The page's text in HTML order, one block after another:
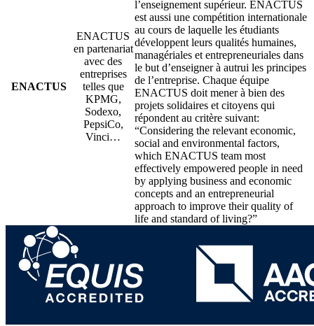
ENACTUS
ENACTUS
en partenariat
avec des
entreprises
telles que
KPMG,
Sodexo,
PepsiCo,
Vinci…
l’enseignement supérieur. ENACTUS
est aussi une compétition internationale
au cours de laquelle les étudiants
développent leurs qualités humaines,
managériales et entrepreneuriales dans
le but d’enseigner à autrui les principes
de l’entreprise. Chaque équipe
ENACTUS doit mener à bien des
projets solidaires et citoyens qui
répondent au critère suivant:
“Considering the relevant economic,
social and environmental factors,
which ENACTUS team most
effectively empowered people in need
by applying business and economic
concepts and an entrepreneurial
approach to improve their quality of
life and standard of living?”